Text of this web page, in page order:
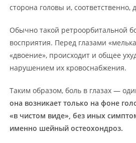
сторона головы и, соответственно,
Обычно такой ретроорбитальной
восприятия. Перед глазами
«двоение», происходит и общее
нарушением их кровоснабжения.
Таким образом, боль в глазах —
она возникает только на фоне
«в чистом виде», без иных
именно шейный остеохондроз.